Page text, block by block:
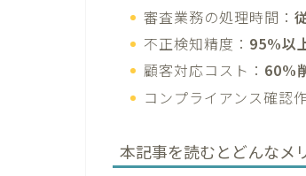
審査業務の処理時間：
不正検知精度： 95%以
顧客対応コスト： 60%
コンプライアンス確認
本記事を読むとどんなメ